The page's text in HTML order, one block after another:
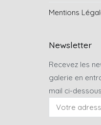
Mentions
Newsletter
Recevez les
galerie en
mail ci-